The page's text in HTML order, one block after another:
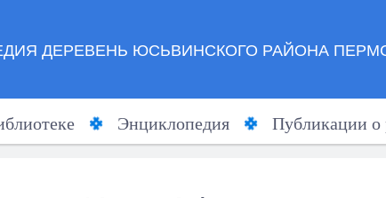
ДЕРЕВЕНЬ ЮСЬВИНСКОГО РАЙОНА
Энциклопедия Публикации о